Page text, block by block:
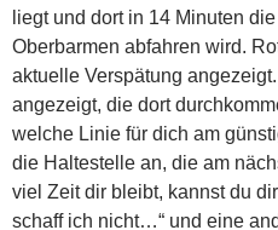
liegt und dort in 14 Minuten
Oberbarmen abfahren wird.
aktuelle Verspätung
angezeigt, die dort
welche Linie für dich am
die Haltestelle an, die am
viel Zeit dir bleibt, kannst du
schaff ich nicht…“ und eine